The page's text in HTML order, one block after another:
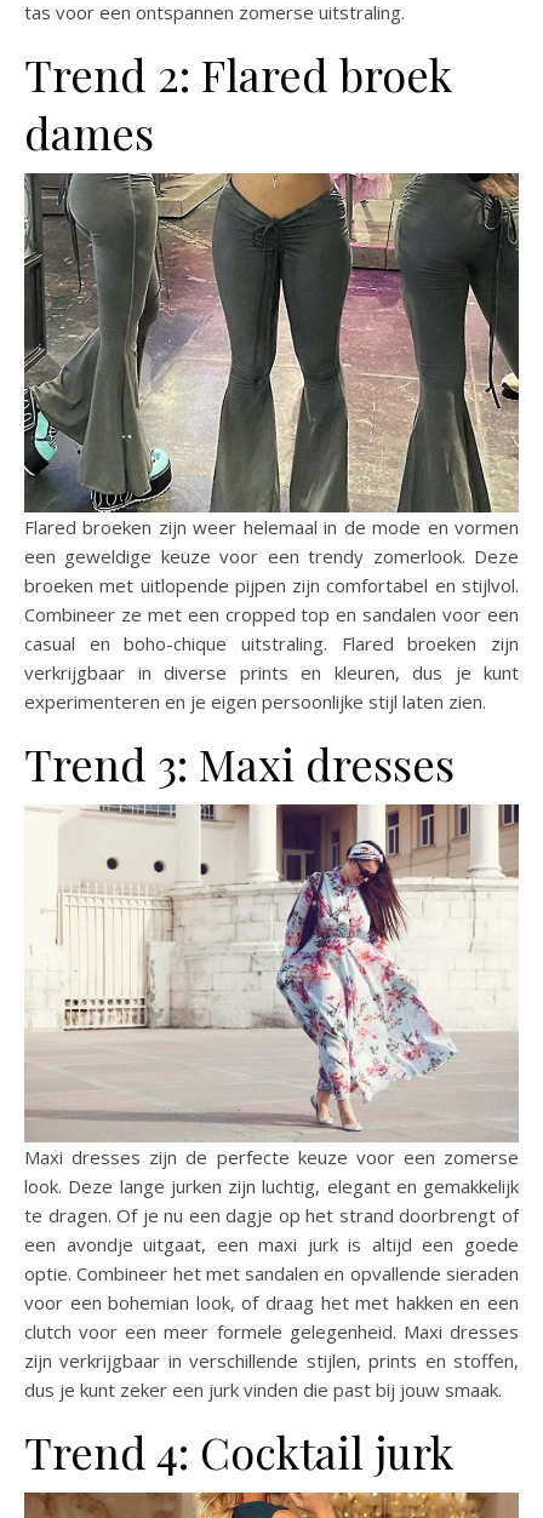
tas voor een ontspannen zomerse uitstraling.
Trend 2: Flared broek
dames
Flared broeken zijn weer helemaal in de mode en vormen
een geweldige keuze voor een trendy zomerlook. Deze
broeken met uitlopende pijpen zijn comfortabel en stijlvol.
Combineer ze met een cropped top en sandalen voor een
casual en boho-chique uitstraling. Flared broeken zijn
verkrijgbaar in diverse prints en kleuren, dus je kunt
experimenteren en je eigen persoonlijke stijl laten zien.
Trend 3: Maxi dresses
Maxi dresses zijn de perfecte keuze voor een zomerse
look. Deze lange jurken zijn luchtig, elegant en gemakkelijk
te dragen. Of je nu een dagje op het strand doorbrengt of
een avondje uitgaat, een maxi jurk is altijd een goede
optie. Combineer het met sandalen en opvallende sieraden
voor een bohemian look, of draag het met hakken en een
clutch voor een meer formele gelegenheid. Maxi dresses
zijn verkrijgbaar in verschillende stijlen, prints en stoffen,
dus je kunt zeker een jurk vinden die past bij jouw smaak.
Trend 4: Cocktail jurk